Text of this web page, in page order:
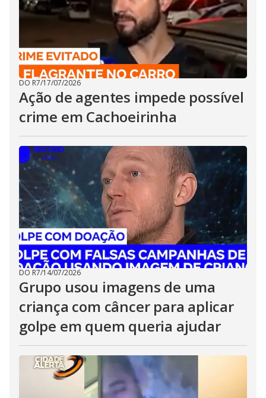
DO R7/17/07/2026
Ação de agentes impede possível
crime em Cachoeirinha
DO R7/14/07/2026
Grupo usou imagens de uma
criança com câncer para aplicar
golpe em quem queria ajudar